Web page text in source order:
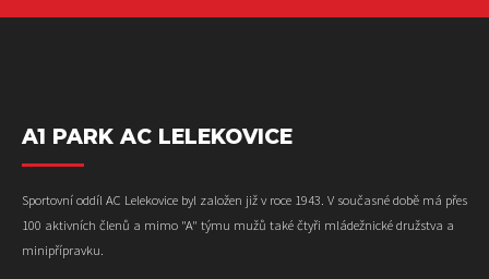
A1 PARK AC LELEKOVICE
Sportovní oddíl AC Lelekovice byl založen již v roce 1943. V současné době má přes
100 aktivních členů a mimo "A" týmu mužů také čtyři mládežnické družstva a
minipřípravku.